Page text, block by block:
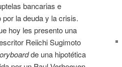
bancarias e
la deuda y la crisis.
hoy les presento una
Reiichi Sugimoto
de una hipotética